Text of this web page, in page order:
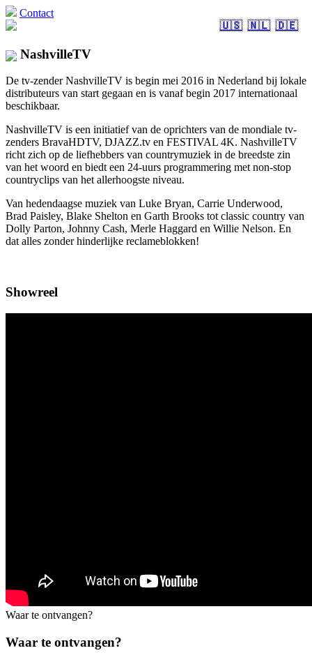
Contact
🇺🇸 🇳🇱 🇩🇪
NashvilleTV
De tv-zender NashvilleTV is begin mei 2016 in Nederland bij lokale
distributeurs van start gegaan en is vanaf begin 2017 internationaal
beschikbaar.
NashvilleTV is een initiatief van de oprichters van de mondiale tv-
zenders BravaHDTV, DJAZZ.tv en FESTIVAL 4K. NashvilleTV
richt zich op de liefhebbers van countrymuziek in de breedste zin
van het woord en biedt een 24-uurs programmering met non-stop
countryclips van het allerhoogste niveau.
Van hedendaagse muziek van Luke Bryan, Carrie Underwood,
Brad Paisley, Blake Shelton en Garth Brooks tot classic country van
Dolly Parton, Johnny Cash, Merle Haggard en Willie Nelson. En
dat alles zonder hinderlijke reclameblokken!
Showreel
Waar te ontvangen?
Waar te ontvangen?